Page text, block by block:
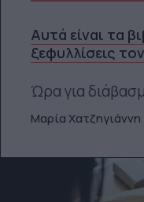
Αυτά είναι τα
ξεφυλλίσεις
Ώρα για
Μαρία Χατζηγιάννη